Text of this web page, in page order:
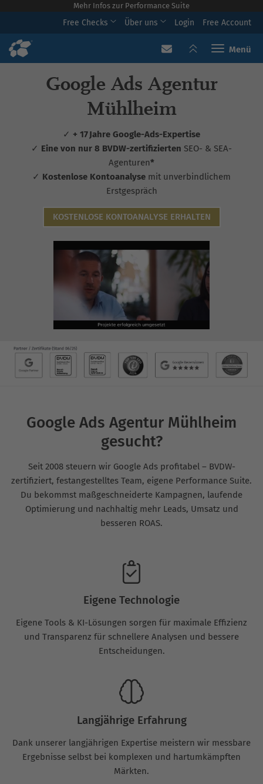
Mehr Infos zur Performance Suite
Free Checks Über uns Login Free Account
Toggle
Google Ads Agentur
Mühlheim
✓ + 17 Jahre Google-Ads-Expertise
✓ Eine von nur 8 BVDW-zertifizierten SEO- & SEA-
Agenturen*
✓ Kostenlose Kontoanalyse mit unverbindlichem
Erstgespräch
KOSTENLOSE KONTOANALYSE ERHALTEN
Google Ads Agentur Mühlheim
gesucht?
Seit 2008 steuern wir Google Ads profitabel – BVDW-
zertifiziert, festangestelltes Team, eigene Performance Suite.
Du bekommst maßgeschneiderte Kampagnen, laufende
Optimierung und nachhaltig mehr Leads, Umsatz und
besseren ROAS.
Eigene Technologie
Eigene Tools & KI-Lösungen sorgen für maximale Effizienz
und Transparenz für schnellere Analysen und bessere
Entscheidungen.
Langjährige Erfahrung
Dank unserer langjährigen Expertise meistern wir messbare
Ergebnisse selbst bei komplexen und hartumkämpften
Märkten.